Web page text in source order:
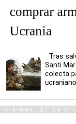
comprar
Ucrania
Tras
Santi
colecta
viernes, 31 de